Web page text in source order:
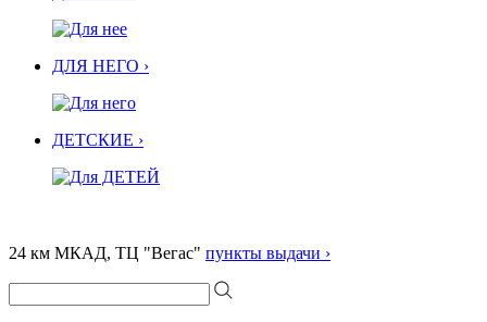
ДЛЯ НЕГО ›
ДЕТСКИЕ ›
24 км МКАД, ТЦ "Вегас" пункты выдачи ›